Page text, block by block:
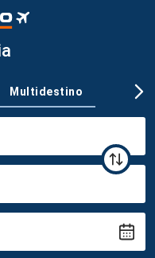
Multidestino